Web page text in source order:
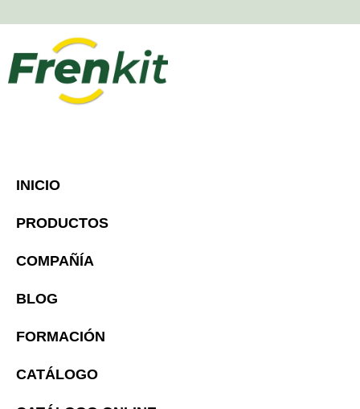
INICIO
PRODUCTOS
COMPAÑÍA
BLOG
FORMACIÓN
CATÁLOGO